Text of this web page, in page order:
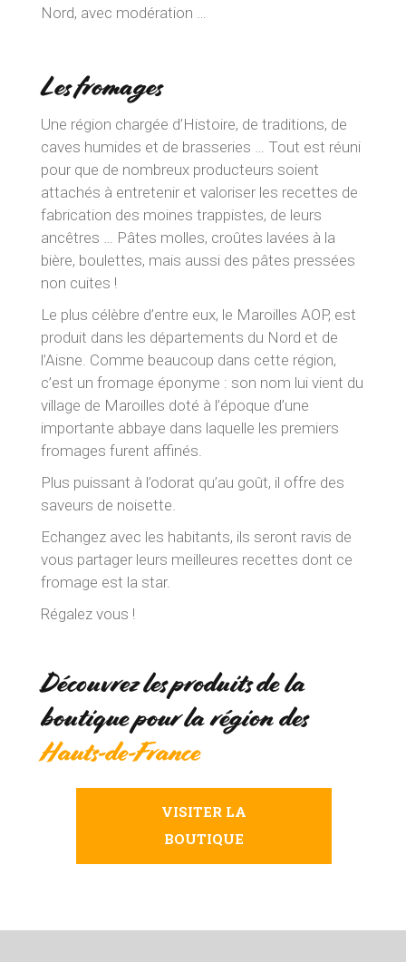
Nord, avec modération …
Les fromages
Une région chargée d’Histoire, de traditions, de
caves humides et de brasseries … Tout est réuni
pour que de nombreux producteurs soient
attachés à entretenir et valoriser les recettes de
fabrication des moines trappistes, de leurs
ancêtres … Pâtes molles, croûtes lavées à la
bière, boulettes, mais aussi des pâtes pressées
non cuites !
Le plus célèbre d’entre eux, le Maroilles AOP, est
produit dans les départements du Nord et de
l’Aisne. Comme beaucoup dans cette région,
c’est un fromage éponyme : son nom lui vient du
village de Maroilles doté à l’époque d’une
importante abbaye dans laquelle les premiers
fromages furent affinés.
Plus puissant à l’odorat qu’au goût, il offre des
saveurs de noisette.
Echangez avec les habitants, ils seront ravis de
vous partager leurs meilleures recettes dont ce
fromage est la star.
Régalez vous !
Découvrez les produits de la
boutique pour la région des
Hauts-de-France
VISITER LA
BOUTIQUE